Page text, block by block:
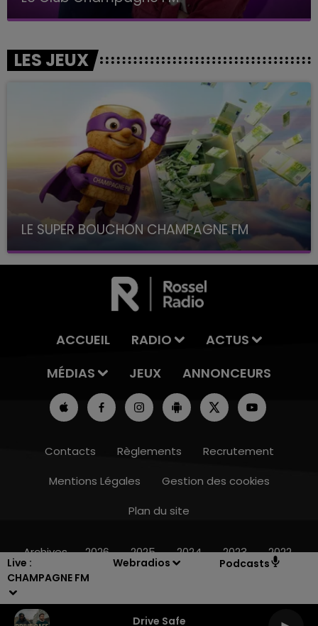
Live :
CHAMPAGNE FM
Webradios Podcasts
Drive Safe
LES JEUX
LE SUPER BOUCHON CHAMPAGNE FM
avec La Famille Champagne FM, à 8H10
ACCUEIL RADIO
ACTUS
MÉDIAS
JEUX ANNONCEURS
Contacts Règlements
Recrutement
Mentions Légales
Gestion des cookies
Plan du site
Archives 2026 2025 2024 2023 2022